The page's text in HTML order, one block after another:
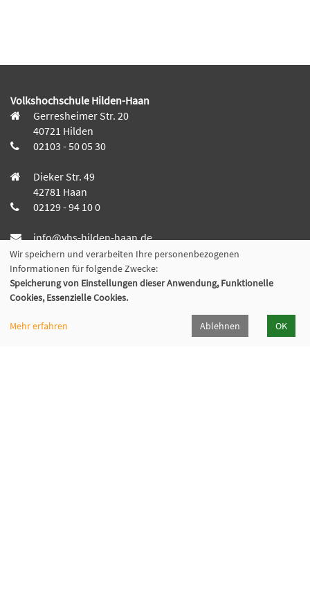
Volkshochschule Hilden-Haan
Gerresheimer Str. 20
40721 Hilden
02103 - 50 05 30
Dieker Str. 49
42781 Haan
02129 - 94 10 0
info@vhs-hilden-haan.de
Wir speichern und verarbeiten Ihre personenbezogenen
Informationen für folgende Zwecke:
Speicherung von Einstellungen dieser Anwendung, Funktionelle
Cookies, Essenzielle Cookies.
Mehr erfahren Ablehnen OK